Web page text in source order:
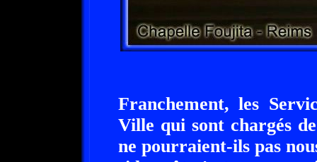
Franchement, les
Ville qui sont chargés
ne pourraient-ils pas